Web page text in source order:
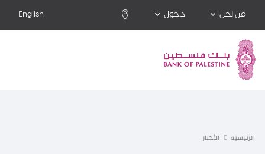
من نحن دخول English
الرئيسية الأخبار